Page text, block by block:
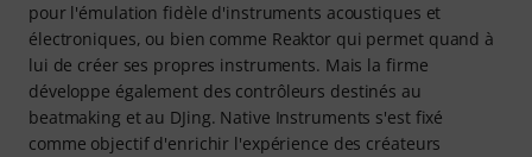
pour l'émulation fidèle d'instruments acoustiques et
électroniques, ou bien comme Reaktor qui permet quand à
lui de créer ses propres instruments. Mais la firme
développe également des contrôleurs destinés au
beatmaking et au DJing. Native Instruments s'est fixé
comme objectif d'enrichir l'expérience des créateurs